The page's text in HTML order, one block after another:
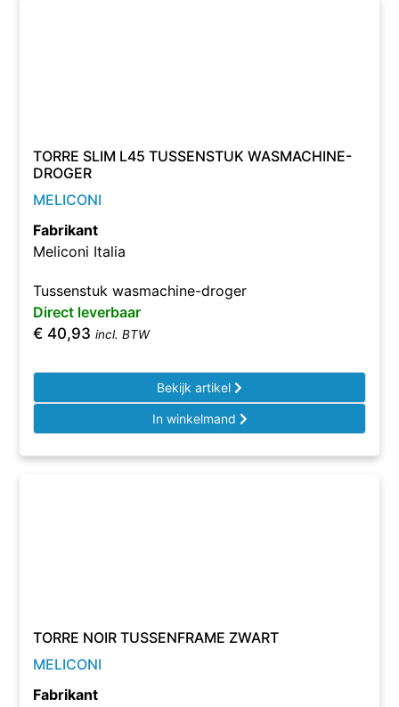
TORRE SLIM L45 TUSSENSTUK WASMACHINE-
DROGER
MELICONI
Fabrikant
Meliconi Italia
Tussenstuk wasmachine-droger
Direct leverbaar
€ 40,93 incl. BTW
Bekijk artikel
In winkelmand
TORRE NOIR TUSSENFRAME ZWART
MELICONI
Fabrikant